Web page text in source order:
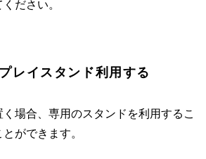
ださい。
レイスタンド利用する
場合、専用のスタンドを利用するこ
ができます。